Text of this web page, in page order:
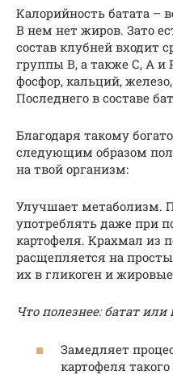
Калорийность батата –
В нем нет жиров. Зато
состав клубней входит
группы В, а также С, А и
фосфор, кальций,
Последнего в составе
Благодаря такому
следующим образом
на твой организм:
Улучшает метаболизм.
употреблять даже при
картофеля. Крахмал из
расщепляется на
их в гликоген и
Что полезнее: батат или
Замедляет
картофеля